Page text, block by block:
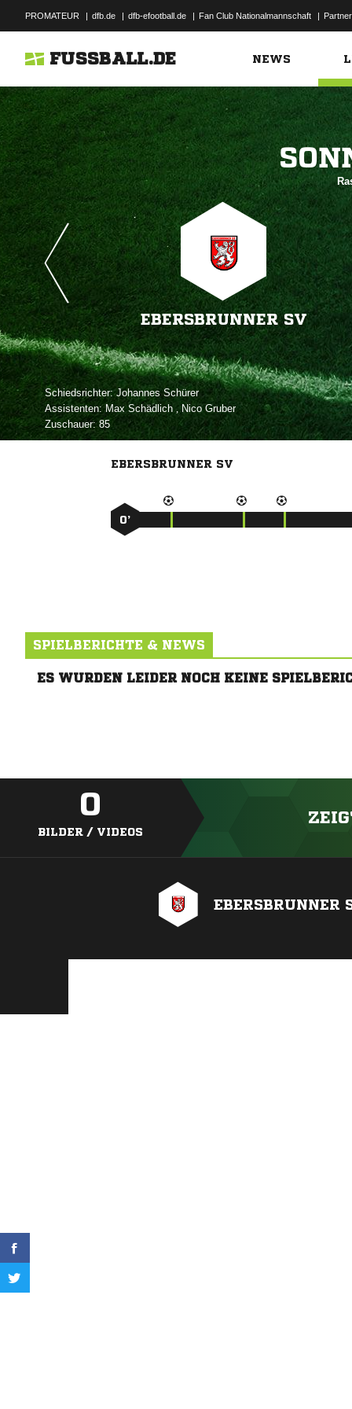
PROMATEUR | dfb.de | dfb-efootball.de | Fan Club Nationalmannschaft | Partner
FUSSBALL.DE NEWS
EBERSBRUNNER SV
Schiedsrichter:  
Assistenten:   ,  
Zuschauer:85
EBERSBRUNNER SV
0’
SPIELBERICHTE & NEWS
ES WURDEN LEIDER NOCH KEINE
0
BILDER / VIDEOS
EBERSBRUNNER